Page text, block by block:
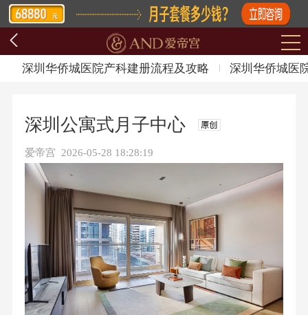
深圳华侨城医院产科建册流程及攻略 深圳华侨城医
深圳公寓式月子中心
爱帝宫 2026-05-28 18:28:19